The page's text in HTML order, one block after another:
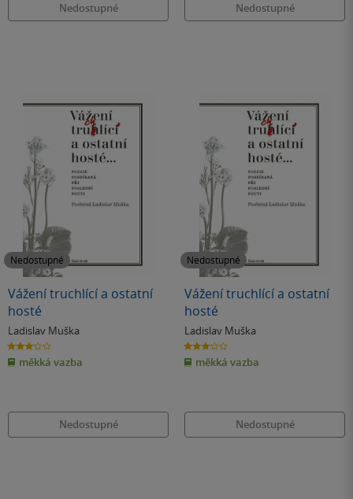
Nedostupné Nedostupné
Nedostupné
Vážení truchlící a ostatní
hosté
Ladislav Muška
3.0
z
5
hvězdiček
měkká vazba
Nedostupné
Nedostupné
Vážení truchlící a ostatní
hosté
Ladislav Muška
3.0
z
5
hvězdiček
měkká vazba
Nedostupné